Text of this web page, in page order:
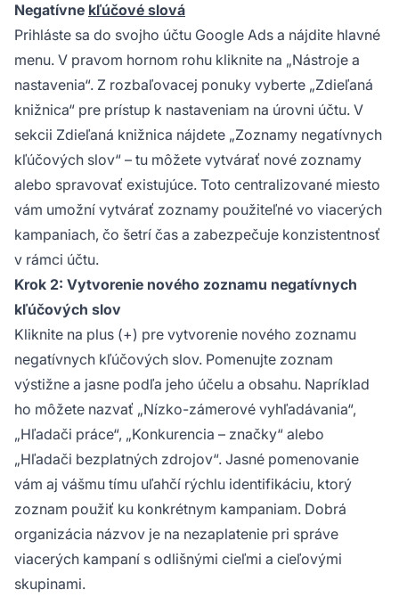
Negatívne kľúčové slová
Prihláste sa do svojho účtu Google Ads a nájdite hlavné
menu. V pravom hornom rohu kliknite na „Nástroje a
nastavenia“. Z rozbaľovacej ponuky vyberte „Zdieľaná
knižnica“ pre prístup k nastaveniam na úrovni účtu. V
sekcii Zdieľaná knižnica nájdete „Zoznamy negatívnych
kľúčových slov“ – tu môžete vytvárať nové zoznamy
alebo spravovať existujúce. Toto centralizované miesto
vám umožní vytvárať zoznamy použiteľné vo viacerých
kampaniach, čo šetrí čas a zabezpečuje konzistentnosť
v rámci účtu.
Krok 2: Vytvorenie nového zoznamu negatívnych
kľúčových slov
Kliknite na plus (+) pre vytvorenie nového zoznamu
negatívnych kľúčových slov. Pomenujte zoznam
výstižne a jasne podľa jeho účelu a obsahu. Napríklad
ho môžete nazvať „Nízko-zámerové vyhľadávania“,
„Hľadači práce“, „Konkurencia – značky“ alebo
„Hľadači bezplatných zdrojov“. Jasné pomenovanie
vám aj vášmu tímu uľahčí rýchlu identifikáciu, ktorý
zoznam použiť ku konkrétnym kampaniam. Dobrá
organizácia názvov je na nezaplatenie pri správe
viacerých kampaní s odlišnými cieľmi a cieľovými
skupinami.